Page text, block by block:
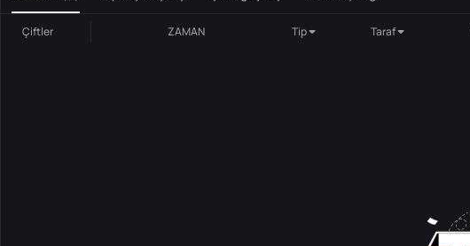
Çiftler ZAMAN Tip Taraf